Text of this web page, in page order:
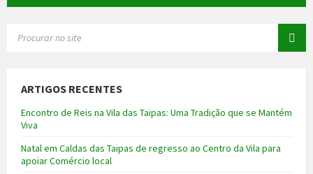
ARTIGOS RECENTES
Encontro de Reis na Vila das Taipas: Uma Tradição que se Mantém
Viva
Natal em Caldas das Taipas de regresso ao Centro da Vila para
apoiar Comércio local